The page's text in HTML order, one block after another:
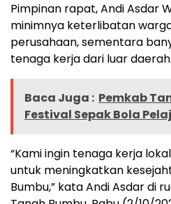
Pimpinan rapat, Andi Asdar
minimnya keterlibatan
perusahaan, sementara
tenaga kerja dari luar daerah.
Baca Juga : Pemkab
Festival Sepak Bola
“Kami ingin tenaga kerja
untuk meningkatkan
Bumbu,” kata Andi Asdar di